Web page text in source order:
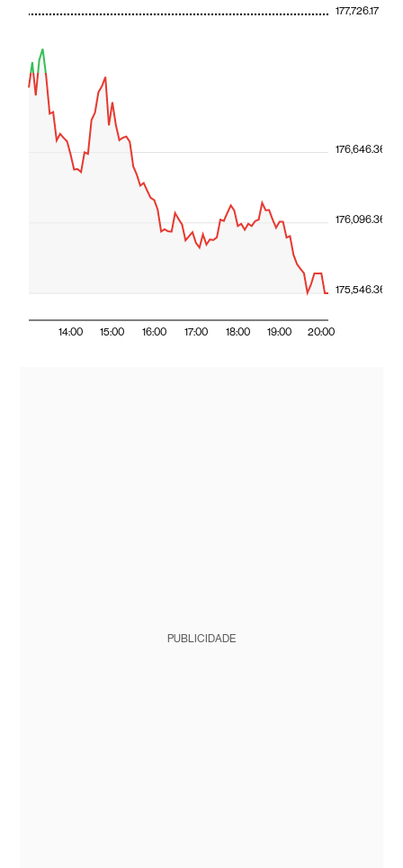
14:00 15:00 16:00 17:00 18:00 19:00 20:00
175,546.36
176,096.36
176,646.36
177,726.17
PUBLICIDADE